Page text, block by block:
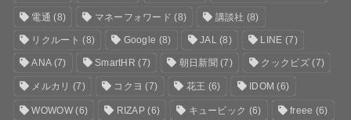
電通 (8) マネーフォワード (8) 講談社 (8)
リクルート (8) Google (8) JAL(8) LINE (7)
ANA(7) SmartHR (7) 朝日新聞 (7) クックビズ(7)
メルカリ (7) コクヨ (7) 花王 (6) IDOM (6)
WOWOW(6) RIZAP (6) キュービック (6) freee (6)